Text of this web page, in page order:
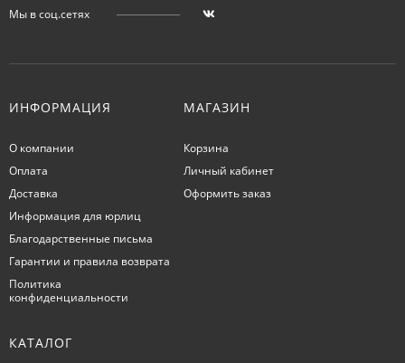
Мы в соц.сетях
ИНФОРМАЦИЯ
О компании
Оплата
Доставка
Информация для юрлиц
Благодарственные письма
Гарантии и правила возврата
Политика
конфиденциальности
МАГАЗИН
Корзина
Личный кабинет
Оформить заказ
КАТАЛОГ